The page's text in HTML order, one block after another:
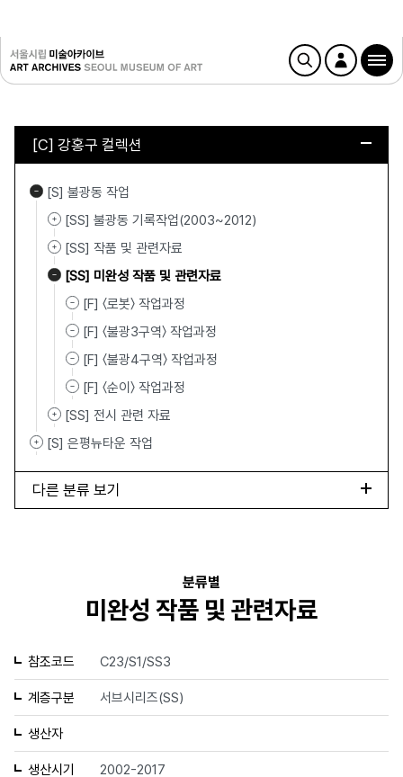
[C] 강홍구 컬렉션
[S] 불광동 작업
[SS] 불광동 기록작업(2003~2012)
[SS] 작품 및 관련자료
[SS] 미완성 작품 및 관련자료
[F] 〈로봇〉 작업과정
[F] 〈불광3구역〉 작업과정
[F] 〈불광4구역〉 작업과정
[F] 〈순이〉 작업과정
[SS] 전시 관련 자료
[S] 은평뉴타운 작업
다른 분류 보기
분류별
미완성 작품 및 관련자료
참조코드 C23/S1/SS3
계층구분 서브시리즈(SS)
생산자
생산시기 2002-2017